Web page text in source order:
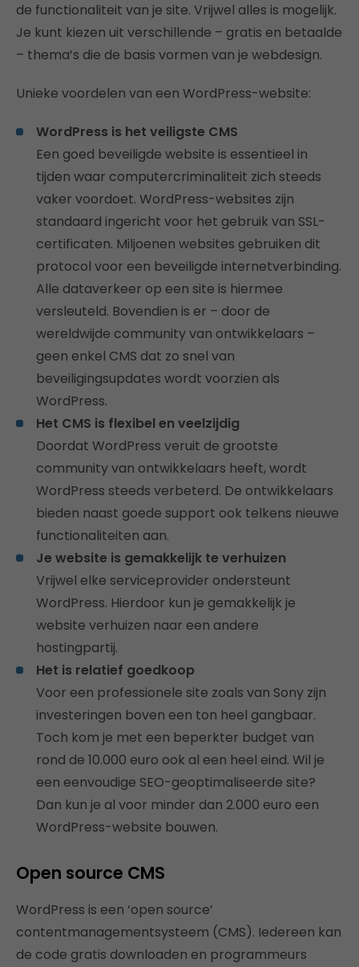
de functionaliteit van je site. Vrijwel alles is mogelijk.
Je kunt kiezen uit verschillende – gratis en betaalde
– thema’s die de basis vormen van je webdesign.
Unieke voordelen van een WordPress-website:
WordPress is het veiligste CMS
Een goed beveiligde website is essentieel in
tijden waar computercriminaliteit zich steeds
vaker voordoet. WordPress-websites zijn
standaard ingericht voor het gebruik van SSL-
certificaten. Miljoenen websites gebruiken dit
protocol voor een beveiligde internetverbinding.
Alle dataverkeer op een site is hiermee
versleuteld. Bovendien is er – door de
wereldwijde community van ontwikkelaars –
geen enkel CMS dat zo snel van
beveiligingsupdates wordt voorzien als
WordPress.
Het CMS is flexibel en veelzijdig
Doordat WordPress veruit de grootste
community van ontwikkelaars heeft, wordt
WordPress steeds verbeterd. De ontwikkelaars
bieden naast goede support ook telkens nieuwe
functionaliteiten aan.
Je website is gemakkelijk te verhuizen
Vrijwel elke serviceprovider ondersteunt
WordPress. Hierdoor kun je gemakkelijk je
website verhuizen naar een andere
hostingpartij.
Het is relatief goedkoop
Voor een professionele site zoals van Sony zijn
investeringen boven een ton heel gangbaar.
Toch kom je met een beperkter budget van
rond de 10.000 euro ook al een heel eind. Wil je
een eenvoudige SEO-geoptimaliseerde site?
Dan kun je al voor minder dan 2.000 euro een
WordPress-website bouwen.
Open source CMS
WordPress is een ‘open source’
contentmanagementsysteem (CMS). Iedereen kan
de code gratis downloaden en programmeurs